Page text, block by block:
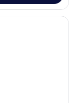
minibar, brankas,